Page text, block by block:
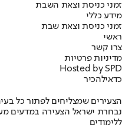
זמני כניסת וצאת השבת
מידע כללי
זמני כניסת וצאת שבת
ראשי
צרו קשר
מדיניות פרטיות
Hosted by SPD
כדאילהכיר
הצעירים שמצליחים לפתור כל
נבחרת ישראל הצעירה במדעים
ללימודים